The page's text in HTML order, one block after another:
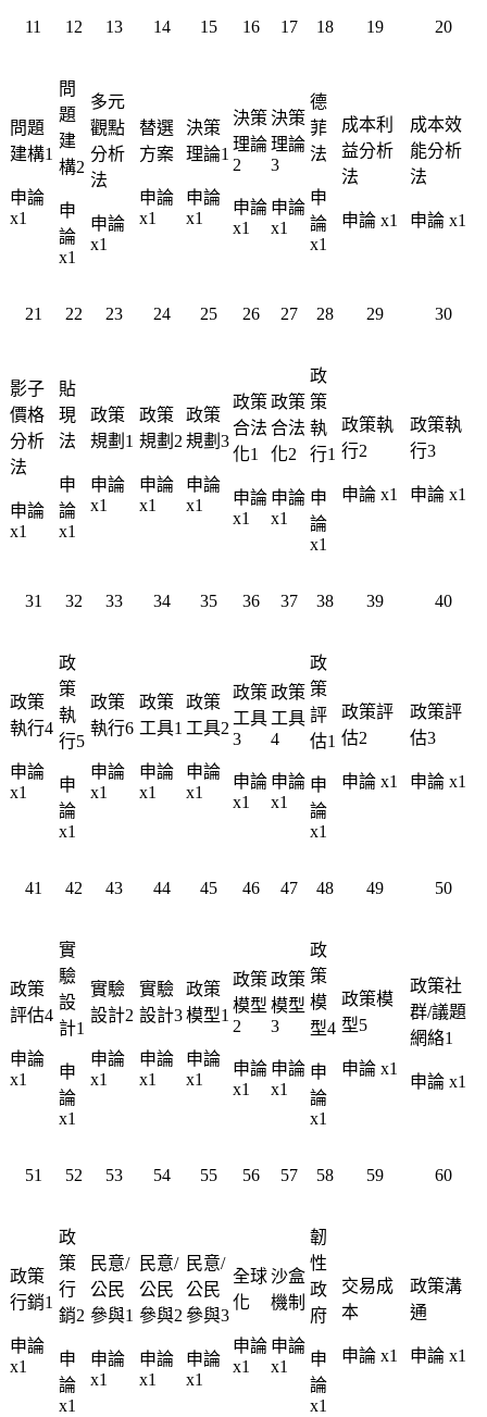
11 12 13 14 15 16 17 18 19 20
問題
建構1
申論
x1
問
題
建
構2
申
論
x1
多元
觀點
分析
法
申論
x1
替選
方案
申論
x1
決策
理論1
申論
x1
決策
理論
2
申論
x1
決策
理論
3
申論
x1
德
菲
法
申
論
x1
成本利
益分析
法
申論 x1
成本效
能分析
法
申論 x1
21 22 23 24 25 26 27 28 29 30
影子
價格
分析
法
申論
x1
貼
現
法
申
論
x1
政策
規劃1
申論
x1
政策
規劃2
申論
x1
政策
規劃3
申論
x1
政策
合法
化1
申論
x1
政策
合法
化2
申論
x1
政
策
執
行1
申
論
x1
政策執
行2
申論 x1
政策執
行3
申論 x1
31 32 33 34 35 36 37 38 39 40
政策
執行4
申論
x1
政
策
執
行5
申
論
x1
政策
執行6
申論
x1
政策
工具1
申論
x1
政策
工具2
申論
x1
政策
工具
3
申論
x1
政策
工具
4
申論
x1
政
策
評
估1
申
論
x1
政策評
估2
申論 x1
政策評
估3
申論 x1
41 42 43 44 45 46 47 48 49 50
政策
評估4
申論
x1
實
驗
設
計1
申
論
x1
實驗
設計2
申論
x1
實驗
設計3
申論
x1
政策
模型1
申論
x1
政策
模型
2
申論
x1
政策
模型
3
申論
x1
政
策
模
型4
申
論
x1
政策模
型5
申論 x1
政策社
群/議題
網絡1
申論 x1
51 52 53 54 55 56 57 58 59 60
政策
行銷1
申論
x1
政
策
行
銷2
申
論
x1
民意/
公民
參與1
申論
x1
民意/
公民
參與2
申論
x1
民意/
公民
參與3
申論
x1
全球
化
申論
x1
沙盒
機制
申論
x1
韌
性
政
府
申
論
x1
交易成
本
申論 x1
政策溝
通
申論 x1